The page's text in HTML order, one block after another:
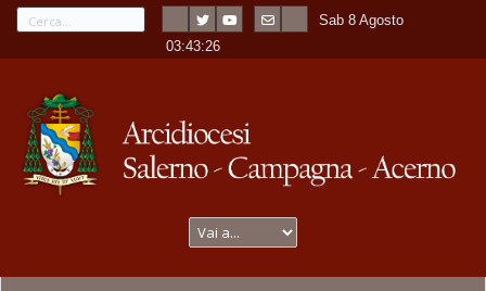
Sab 8 Agosto
-03:43:26